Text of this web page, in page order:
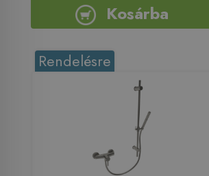
Kosárba
Rendelésre